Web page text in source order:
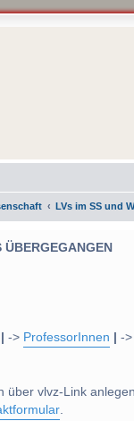
LVs im SS und
-> ProfessorInnen ->
über vlvz-Link
.